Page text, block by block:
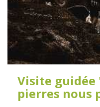
Visite guidée
pierres nous